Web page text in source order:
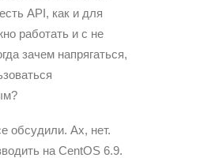
API, как и для
работать и с не
зачем напрягаться,
обсудили. Ах, нет.
на CentOS 6.9.